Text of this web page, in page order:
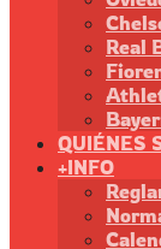
Real
QUIÉNES
+INFO